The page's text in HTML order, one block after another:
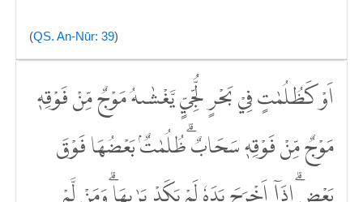
(QS. An-Nūr: 39)
اَوْ كَظُلُمٰتٍ فِيْ بَحْرٍ لُّجِّيٍّ يَّغْشٰىهُ مَوْجٌ مِّنْ فَوْقِهٖ
مَوْجٌ مِّنْ فَوْقِهٖ سَحَابٌۗ ظُلُمٰتٌۢ بَعْضُهَا فَوْقَ